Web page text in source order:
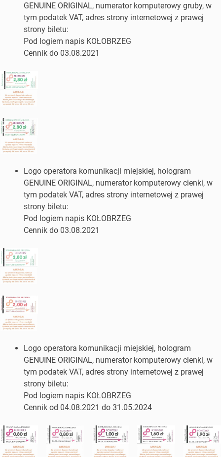
GENUINE ORIGINAL, numerator komputerowy gruby, w
tym podatek VAT, adres strony internetowej z prawej
strony biletu:
Pod logiem napis KOŁOBRZEG
Cennik do 03.08.2021
Logo operatora komunikacji miejskiej, hologram
GENUINE ORIGINAL, numerator komputerowy cienki, w
tym podatek VAT, adres strony internetowej z prawej
strony biletu:
Pod logiem napis KOŁOBRZEG
Cennik do 03.08.2021
Logo operatora komunikacji miejskiej, hologram
GENUINE ORIGINAL, numerator komputerowy cienki, w
tym podatek VAT, adres strony internetowej z prawej
strony biletu:
Pod logiem napis KOŁOBRZEG
Cennik od 04.08.2021 do 31.05.2024